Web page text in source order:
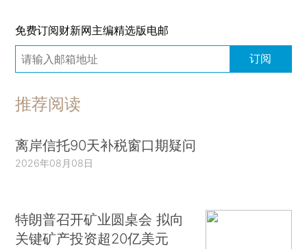
免费订阅财新网主编精选版电邮
订阅
推荐阅读
离岸信托90天补税窗口期疑问
2026年08月08日
特朗普召开矿业圆桌会 拟向
关键矿产投资超20亿美元